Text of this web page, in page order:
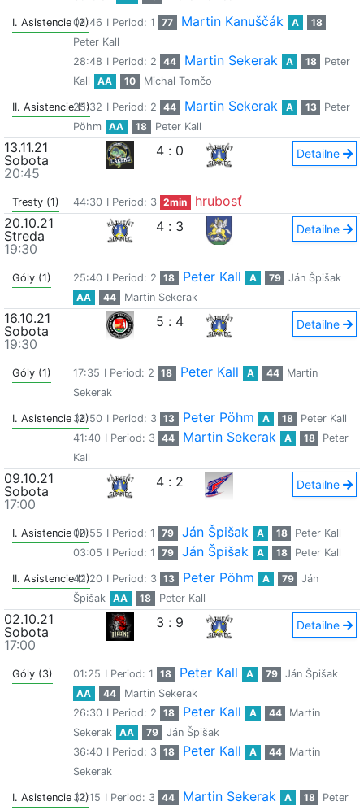
I. Asistencie (2)04:46 I Period: 1 77 Martin Kanuščák A
18
Peter Kall
28:48 I Period: 2 44 Martin Sekerak A 18
Peter
Kall
AA 10 Michal Tomčo
II. Asistencie (1)
25:32 I Period: 2 44 Martin Sekerak A 13
Peter
Pöhm
AA 18 Peter Kall
13.11.21
Sobota
20:45
4 : 0 Detailne
Tresty (1) 44:30 I Period: 3 2min
hrubosť
20.10.21
Streda
19:30
4 : 3 Detailne
Góly (1) 25:40 I Period: 2 18 Peter Kall A 79
Ján Špišak
AA
44 Martin Sekerak
16.10.21
Sobota
19:30
5 : 4 Detailne
Góly (1) 17:35 I Period: 2 18 Peter Kall A 44
Martin
Sekerak
I. Asistencie (2)34:50 I Period: 3 13 Peter Pöhm A 18
Peter Kall
41:40 I Period: 3 44 Martin Sekerak A 18
Peter
Kall
09.10.21
Sobota
17:00
4 : 2 Detailne
I. Asistencie (2)00:55 I Period: 1 79 Ján Špišak A 18
Peter Kall
03:05 I Period: 1 79 Ján Špišak A 18 Peter Kall
II. Asistencie (1)
42:20 I Period: 3 13 Peter Pöhm A 79
Ján
Špišak
AA 18 Peter Kall
02.10.21
Sobota
17:00
3 : 9 Detailne
Góly (3) 01:25 I Period: 1 18 Peter Kall A 79
Ján Špišak
AA
44
Martin Sekerak
26:30 I Period: 2 18 Peter Kall A 44
Martin
Sekerak
AA 79
Ján Špišak
36:40 I Period: 3 18 Peter Kall A 44
Martin
Sekerak
I. Asistencie (2)32:15 I Period: 3 44 Martin Sekerak A 18
Peter